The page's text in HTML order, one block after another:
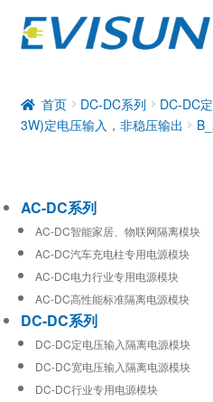
DC-DC系列
工业通信模块
首页 DC-DC系列 DC-DC
3W)定电压输入，非稳压输出
AC-DC系列
AC-DC智能家居、物联网隔离模块
AC-DC汽车充电柱专用电源模块
AC-DC电力行业专用电源模块
AC-DC高性能标准隔离电源模块
DC-DC系列
DC-DC定电压输入隔离电源模块
DC-DC宽电压输入隔离电源模块
DC-DC行业专用电源模块